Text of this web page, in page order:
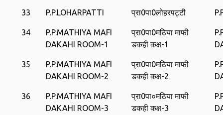
33 P.P.LOHARPATTI प्रा0पा0लोहरपट्टी
34
P.P.MATHIYA MAFI
DAKAHI ROOM-1
प्रा0पा0मठिया माफी
डकही कक्ष-1
35
P.P.MATHIYA MAFI
DAKAHI ROOM-2
प्रा0पा0मठिया माफी
डकही कक्ष-2
36
P.P.MATHIYA MAFI
DAKAHI ROOM-3
प्रा0पा०मठिया माफी
डकही कक्ष-3